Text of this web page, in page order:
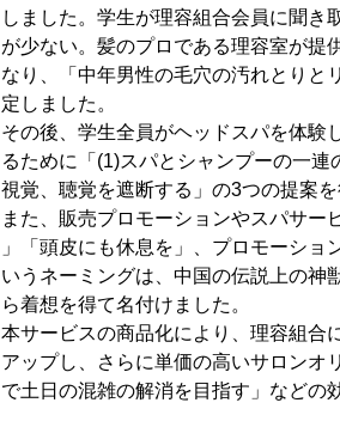
しました。学生が理容組合会員に聞き
が少ない。髪のプロである理容室が提
なり、「中年男性の毛穴の汚れとりと
定しました。
その後、学生全員がヘッドスパを体験
るために「(1)スパとシャンプーの一
視覚、聴覚を遮断する」の3つの提案を
また、販売プロモーションやスパサ
」「頭皮にも休息を」、プロモーシ
いうネーミングは、中国の伝説上の神
ら着想を得て名付けました。
本サービスの商品化により、理容組合
アップし、さらに単価の高いサロンオ
で土日の混雑の解消を目指す」などの